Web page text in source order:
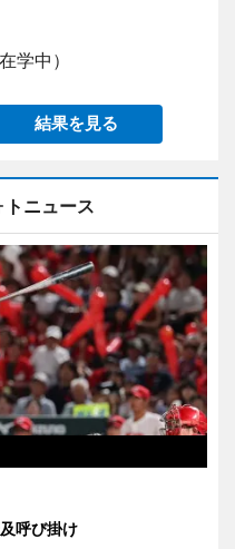
学中）
結果を見る
トニュース
呼び掛け